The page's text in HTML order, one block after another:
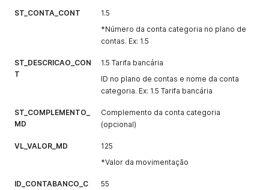
ST_CONTA_CONT
1.5
*Número da conta categoria no plano de
contas. Ex: 1.5
ST_DESCRICAO_CON
T
1.5 Tarifa bancária
ID no plano de contas e nome da conta
categoria. Ex: 1.5 Tarifa bancária
ST_COMPLEMENTO_
MD
Complemento da conta categoria
(opcional)
VL_VALOR_MD
125
*Valor da movimentação
ID_CONTABANCO_C
55